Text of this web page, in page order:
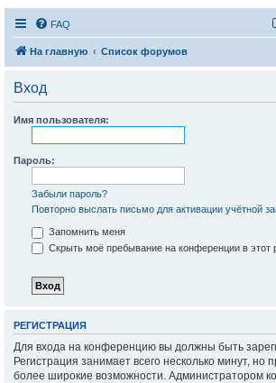
FAQ
На главную Список форумов
Вход
Имя пользователя:
Пароль:
Забыли пароль?
Повторно выслать письмо для активации учётной
Запомнить меня
Скрыть моё пребывание на конференции в этот
РЕГИСТРАЦИЯ
Для входа на конференцию вы должны быть
Регистрация занимает всего несколько минут, но
более широкие возможности. Администратором